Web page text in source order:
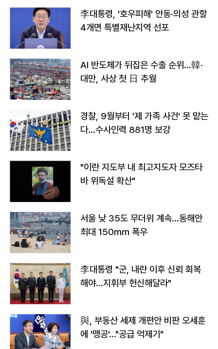
李대통령, '호우피해' 안동·의성 관할
4개면 특별재난지역 선포
AI 반도체가 뒤집은 수출 순위…韓·
대만, 사상 첫 日 추월
경찰, 9월부터 '제 가족 사건' 못 맡는
다…수사인력 881명 보강
"이란 지도부 내 최고지도자 모즈타
바 위독설 확산"
서울 낮 35도 무더위 계속…동해안
최대 150㎜ 폭우
李대통령 "군, 내란 이후 신뢰 회복
해야…지휘부 헌신해달라"
與, 부동산 세제 개편안 비판 오세훈
에 '맹공'…"공급 억제기"